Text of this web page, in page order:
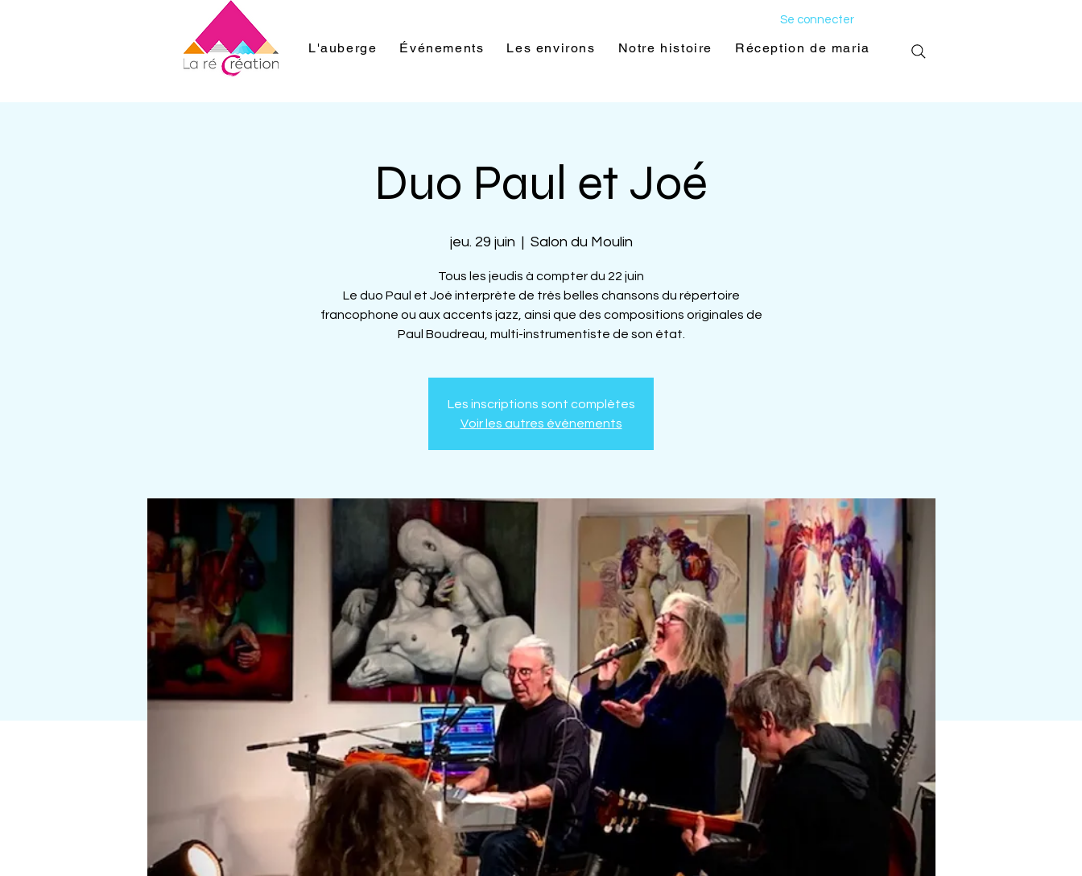
L'auberge Événements Les environs Notre histoire Réception de mariage Galerie photo
Se connecter
Duo Paul et Joé
jeu. 29 juin
  |
Salon du Moulin
Tous les jeudis à compter du 22 juin
Le duo Paul et Joé interprète de très belles chansons du répertoire
francophone ou aux accents jazz, ainsi que des compositions originales de
Paul Boudreau, multi-instrumentiste de son état.
Les inscriptions sont complètes
Voir les autres événements